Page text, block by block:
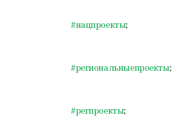
#нацпроекты;
#региональныепроекты;
#регпроекты;